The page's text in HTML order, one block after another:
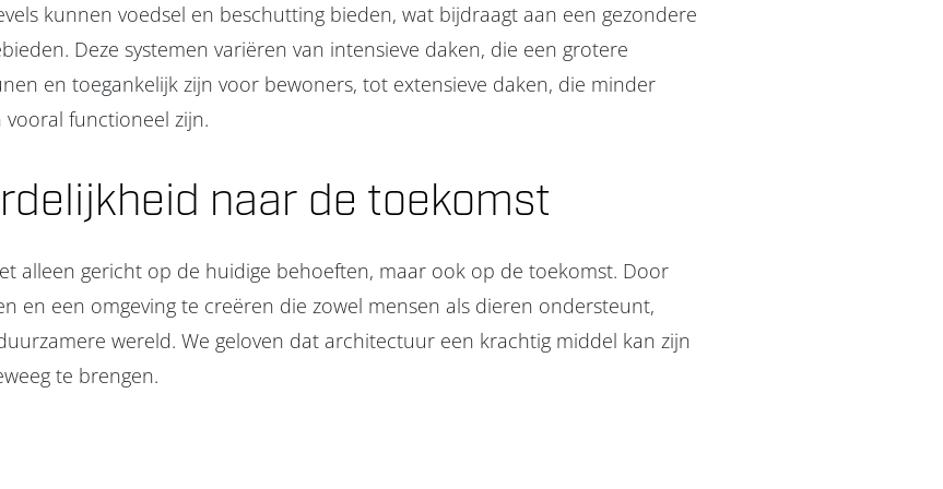
kunnen voedsel en beschutting bieden, wat bijdraagt aan een gezondere
Deze systemen variëren van intensieve daken, die een grotere
en toegankelijk zijn voor bewoners, tot extensieve daken, die minder
functioneel zijn.
naar de toekomst
alleen gericht op de huidige behoeften, maar ook op de toekomst. Door
en een omgeving te creëren die zowel mensen als dieren ondersteunt,
wereld. We geloven dat architectuur een krachtig middel kan zijn
te brengen.